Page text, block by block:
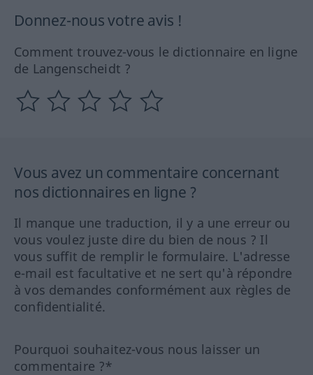
Donnez-nous votre avis !
Comment trouvez-vous le dictionnaire en ligne
de Langenscheidt ?
Vous avez un commentaire concernant
nos dictionnaires en ligne ?
Il manque une traduction, il y a une erreur ou
vous voulez juste dire du bien de nous ? Il
vous suffit de remplir le formulaire. L'adresse
e-mail est facultative et ne sert qu'à répondre
à vos demandes conformément aux règles de
confidentialité.
Pourquoi souhaitez-vous nous laisser un
commentaire ?*